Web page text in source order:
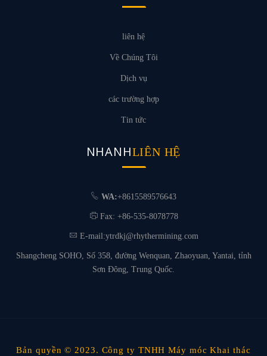
liên hệ
Về Chúng Tôi
Dịch vụ
các trường hợp
Tin tức
NHANHLIÊN HỆ
WA:+8615589576643
Fax: +86-535-8078778
E-mail:ytrdkj@rhythermining.com
Shangcheng SOHO, Số 358, đường Wenquan, Zhaoyuan, Yantai, tỉnh
Sơn Đông, Trung Quốc.
Bản quyền © 2023. Công ty TNHH Máy móc Khai thác